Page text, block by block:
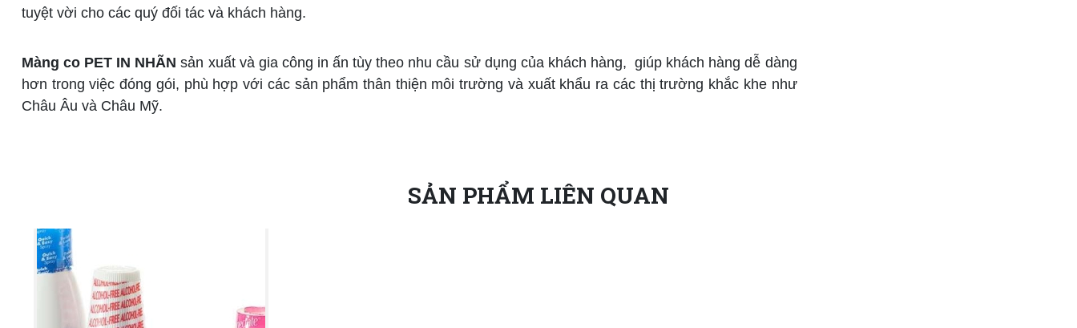
tuyệt vời cho các quý đối tác và khách hàng.
Màng co PET IN NHÃN sản xuất và gia công in ấn tùy theo nhu cầu sử dụng của khách hàng, giúp khách hàng dễ dàng
hơn trong việc đóng gói, phù hợp với các sản phẩm thân thiện môi trường và xuất khẩu ra các thị trường khắc khe như
Châu Âu và Châu Mỹ.
SẢN PHẨM LIÊN QUAN